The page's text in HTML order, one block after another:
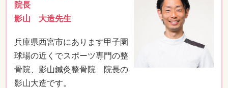
院長
影山 大造先生
兵庫県西宮市にあります甲子園
球場の近くでスポーツ専門の整
骨院、影山鍼灸整骨院 院長の
影山大造です。